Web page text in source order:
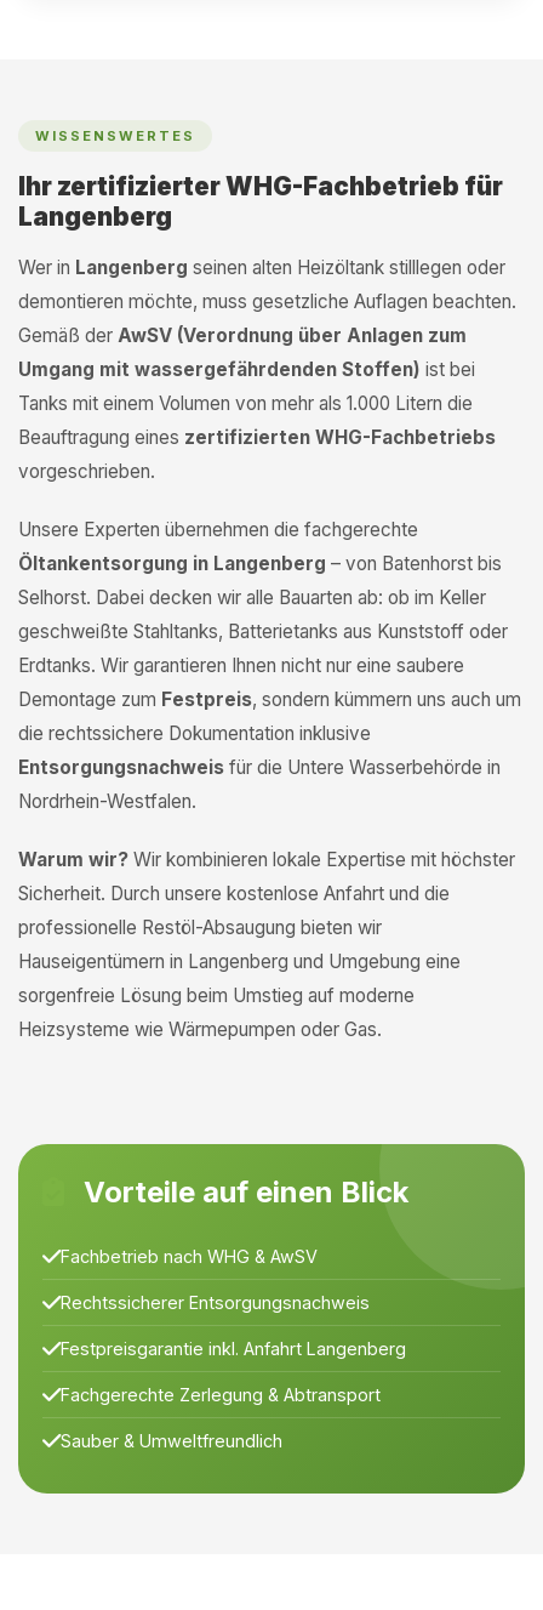
WISSENSWERTES
Ihr zertifizierter WHG-Fachbetrieb für
Langenberg
Wer in Langenberg seinen alten Heizöltank stilllegen oder
demontieren möchte, muss gesetzliche Auflagen beachten.
Gemäß der AwSV (Verordnung über Anlagen zum
Umgang mit wassergefährdenden Stoffen) ist bei
Tanks mit einem Volumen von mehr als 1.000 Litern die
Beauftragung eines zertifizierten WHG-Fachbetriebs
vorgeschrieben.
Unsere Experten übernehmen die fachgerechte
Öltankentsorgung in Langenberg – von Batenhorst bis
Selhorst. Dabei decken wir alle Bauarten ab: ob im Keller
geschweißte Stahltanks, Batterietanks aus Kunststoff oder
Erdtanks. Wir garantieren Ihnen nicht nur eine saubere
Demontage zum Festpreis, sondern kümmern uns auch um
die rechtssichere Dokumentation inklusive
Entsorgungsnachweis für die Untere Wasserbehörde in
Nordrhein-Westfalen.
Warum wir? Wir kombinieren lokale Expertise mit höchster
Sicherheit. Durch unsere kostenlose Anfahrt und die
professionelle Restöl-Absaugung bieten wir
Hauseigentümern in Langenberg und Umgebung eine
sorgenfreie Lösung beim Umstieg auf moderne
Heizsysteme wie Wärmepumpen oder Gas.
Vorteile auf einen Blick
Fachbetrieb nach WHG & AwSV
Rechtssicherer Entsorgungsnachweis
Festpreisgarantie inkl. Anfahrt Langenberg
Fachgerechte Zerlegung & Abtransport
Sauber & Umweltfreundlich